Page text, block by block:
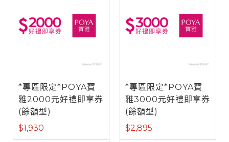
*專區限定*POYA寶
雅2000元好禮即享券
(餘額型)
$1,930
*專區限定*POYA寶
雅3000元好禮即享券
(餘額型)
$2,895